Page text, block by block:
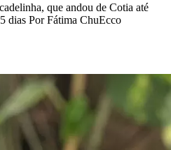
que andou de Cotia até
dias Por Fátima ChuEcco